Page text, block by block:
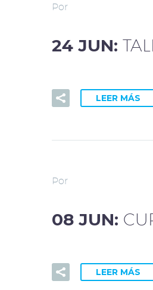
Por
24 JUN:
LEER MÁS
Por
08 JUN:
LEER MÁS